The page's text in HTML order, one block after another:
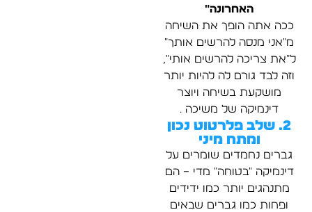
האחרונה"
ככה אתה הופך את השיחה
מ"אני מנסה להרשים אותך"
ל"את צריכה להרשים אותי",
וזה לבד גורם לה להיות יותר
מושקעת בשיחה ויוצר
דינמיקה של משיכה .
2. שלב פלרטוט נכון
ומתח מיני
גברים נחמדים שומרים על
דינמיקה "בטוחה" מדי – הם
מתנהגים יותר כמו ידידים
ופחות כמו גברים שבאים